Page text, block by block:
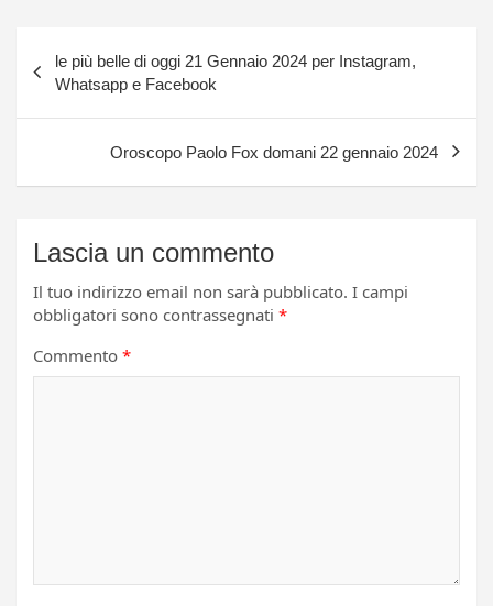
articoli
le più belle di oggi 21 Gennaio 2024 per Instagram,
Whatsapp e Facebook
Oroscopo Paolo Fox domani 22 gennaio 2024
Lascia un commento
Il tuo indirizzo email non sarà pubblicato. I campi
obbligatori sono contrassegnati *
Commento *